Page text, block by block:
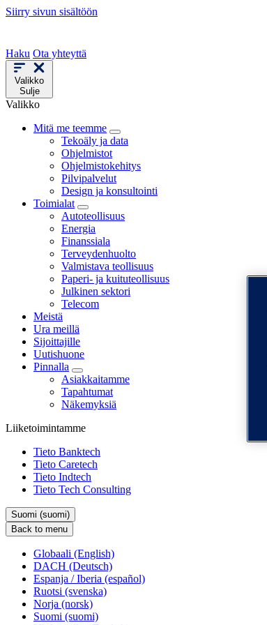
Siirry sivun sisältöön
Haku Ota yhteyttä
Valikko
Sulje
Valikko
Mitä me teemme
Tekoäly ja data
Ohjelmistot
Ohjelmistokehitys
Pilvipalvelut
Design ja konsultointi
Toimialat
Autoteollisuus
Energia
Finanssiala
Terveydenhuolto
Valmistava teollisuus
Paperi- ja kuituteollisuus
Julkinen sektori
Telecom
Meistä
Ura meillä
Sijoittajille
Uutishuone
Pinnalla
Asiakkaitamme
Tapahtumat
Näkemyksiä
Liiketoimintamme
Tieto Banktech
Tieto Caretech
Tieto Indtech
Tieto Tech Consulting
Suomi (suomi)
Back to menu
Globaali (English)
DACH (Deutsch)
Espanja / Iberia (español)
Ruotsi (svenska)
Norja (norsk)
Suomi (suomi)